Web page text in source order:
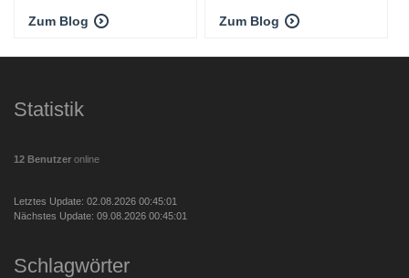
Zum Blog Zum Blog
Statistik
12 Benutzer online
Letztes Update: 02.08.2026 00:45:01
Nächstes Update: 09.08.2026 00:45:01
Schlagwörter